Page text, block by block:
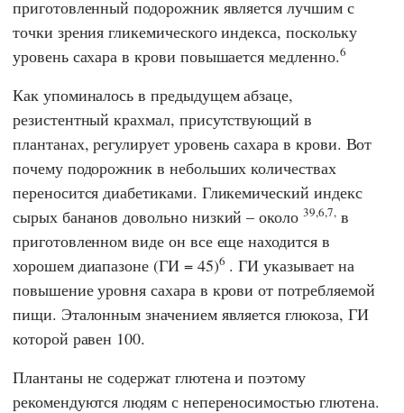
приготовленный подорожник является лучшим с
точки зрения гликемического индекса, поскольку
уровень сахара в крови повышается медленно.6
Как упоминалось в предыдущем абзаце,
резистентный крахмал, присутствующий в
плантанах, регулирует уровень сахара в крови. Вот
почему подорожник в небольших количествах
переносится диабетиками. Гликемический индекс
сырых бананов довольно низкий – около 39,6,7,в
приготовленном виде он все еще находится в
хорошем диапазоне (ГИ = 45)6 . ГИ указывает на
повышение уровня сахара в крови от потребляемой
пищи. Эталонным значением является глюкоза, ГИ
которой равен 100.
Плантаны не содержат глютена и поэтому
рекомендуются людям с непереносимостью глютена.